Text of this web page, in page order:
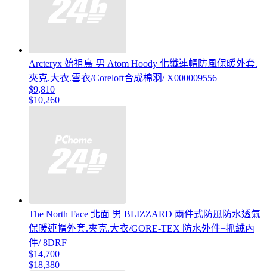
Arcteryx 始祖鳥 男 Atom Hoody 化纖連帽防風保暖外套.
夾克.大衣.雪衣/Coreloft合成棉羽/ X000009556
$9,810
$10,260
The North Face 北面 男 BLIZZARD 兩件式防風防水透氣
保暖連帽外套.夾克.大衣/GORE-TEX 防水外件+抓絨內
件/ 8DRF
$14,700
$18,380